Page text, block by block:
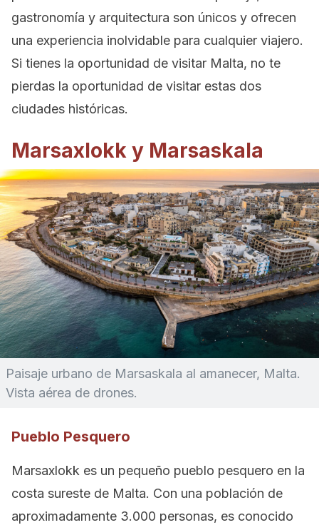
gastronomía y arquitectura son únicos y ofrecen
una experiencia inolvidable para cualquier viajero.
Si tienes la oportunidad de visitar Malta, no te
pierdas la oportunidad de visitar estas dos
ciudades históricas.
Marsaxlokk y Marsaskala
Paisaje urbano de Marsaskala al amanecer, Malta.
Vista aérea de drones.
Pueblo Pesquero
Marsaxlokk es un pequeño pueblo pesquero en la
costa sureste de Malta. Con una población de
aproximadamente 3.000 personas, es conocido